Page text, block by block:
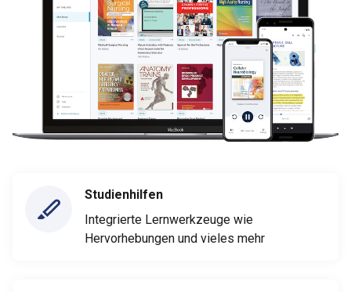
Studienhilfen
Integrierte Lernwerkzeuge wie
Hervorhebungen und vieles mehr